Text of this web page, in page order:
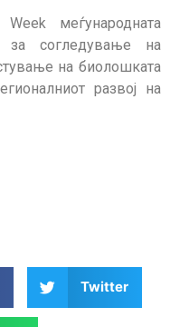
меѓународната
за согледување на
на биолошката
развој на
Twitter